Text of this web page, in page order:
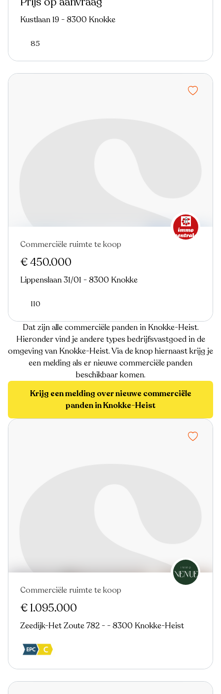
Kustlaan 19 - 8300 Knokke
85
Commerciële ruimte te koop
€ 450.000
Lippenslaan 31/01 - 8300 Knokke
110
Dat zijn alle commerciële panden in Knokke-Heist.
Hieronder vind je andere types bedrijfsvastgoed in de
omgeving van Knokke-Heist. Via de knop hiernaast krijg je
een melding als er nieuwe commerciële panden
beschikbaar komen.
Krijg een melding over nieuwe commerciële
panden in Knokke-Heist
Nieuw
Commerciële ruimte te koop
€ 1.095.000
Zeedijk-Het Zoute 782 - - 8300 Knokke-Heist